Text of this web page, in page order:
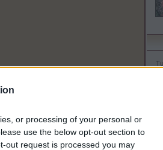
or processing of your personal or
use the below opt-out section to
out request is processed you may